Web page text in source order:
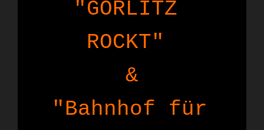
"GÖRLITZ
ROCKT"
&
"Bahnhof für